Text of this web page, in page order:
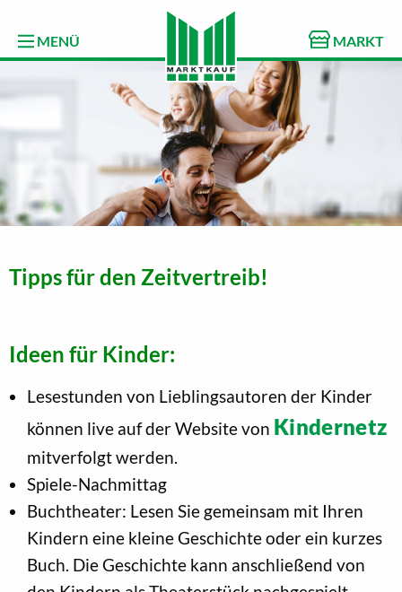
MENÜ MARKT
Tipps für den Zeitvertreib!
Ideen für Kinder:
Lesestunden von Lieblingsautoren der Kinder
können live auf der Website von Kindernetz
mitverfolgt werden.
Spiele-Nachmittag
Buchtheater: Lesen Sie gemeinsam mit Ihren
Kindern eine kleine Geschichte oder ein kurzes
Buch. Die Geschichte kann anschließend von